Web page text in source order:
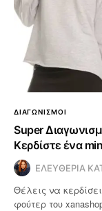
ΔΙΑΓΩΝΙΣΜΟΙ
Super
Κερδίστε ένα
ΕΛΕΥΘΕΡΙΑ
Θέλεις να
φούτερ του